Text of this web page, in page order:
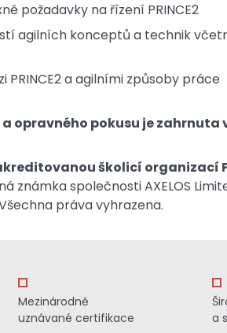
požadavky na řízení PRINCE2
agilních konceptů a technik
a agilními způsoby práce
opravného pokusu je zahrnuta
školicí organizací
známka společnosti AXELOS
práva vyhrazena.
Mezinárodně
uznávané certifikace
a